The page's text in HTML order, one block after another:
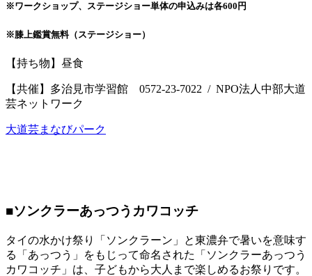
※ワークショップ、ステージショー単体の申込みは各600円
※膝上鑑賞無料（ステージショー）
【持ち物】昼食
【共催】多治見市学習館 0572-23-7022 / NPO法人中部大道
芸ネットワーク
大道芸まなびパーク
■ソンクラーあっつうカワコッチ
タイの水かけ祭り「ソンクラーン」と東濃弁で暑いを意味す
る「あっつう」をもじって命名された「ソンクラーあっつう
カワコッチ」は、子どもから大人まで楽しめるお祭りです。